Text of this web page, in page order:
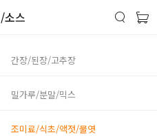
소스
간장/된장/고추장
밀가루/분말/믹스
조미료/식초/액젓/물엿